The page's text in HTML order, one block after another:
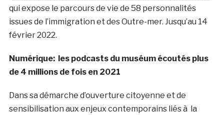
qui expose le parcours de vie de 58 personnalités
issues de l’immigration et des Outre-mer. Jusqu’au 14
février 2022.
Numérique: les podcasts du muséum écoutés plus
de 4 millions de fois en 2021
Dans sa démarche d’ouverture citoyenne et de
sensibilisation aux enjeux contemporains liés à la